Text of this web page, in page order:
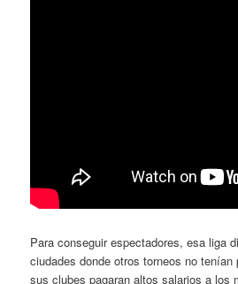
Para conseguir espectadores, esa liga
ciudades donde otros torneos no
sus clubes pagaran altos salarios a los